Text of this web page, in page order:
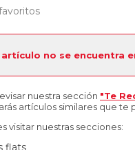
artículo no se encuentra
nuestra sección "Te
artículos similares que te
visitar nuestras secciones:
flats